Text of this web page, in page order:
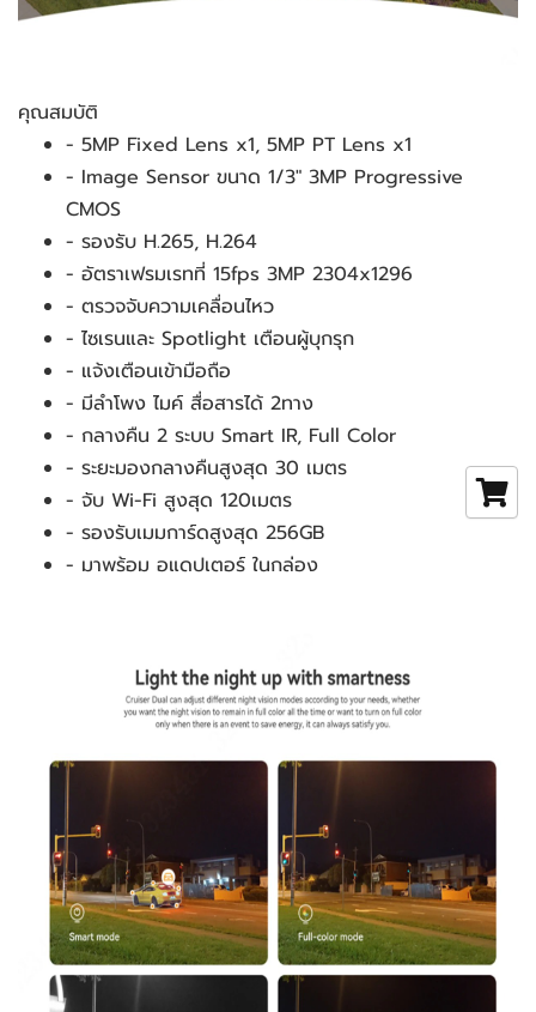
คุณสมบัติ
- 5MP Fixed Lens x1, 5MP PT Lens x1
- Image Sensor ขนาด 1/3" 3MP Progressive
CMOS
- รองรับ H.265, H.264
- อัตราเฟรมเรทที่ 15fps 3MP 2304x1296
- ตรวจจับความเคลื่อนไหว
- ไซเรนและ Spotlight เตือนผู้บุกรุก
- แจ้งเตือนเข้ามือถือ
- มีลำโพง ไมค์ สื่อสารได้ 2ทาง
- กลางคืน 2 ระบบ Smart IR, Full Color
- ระยะมองกลางคืนสูงสุด 30 เมตร
- จับ Wi-Fi สูงสุด 120เมตร
- รองรับเมมการ์ดสูงสุด 256GB
- มาพร้อม อแดปเตอร์ ในกล่อง